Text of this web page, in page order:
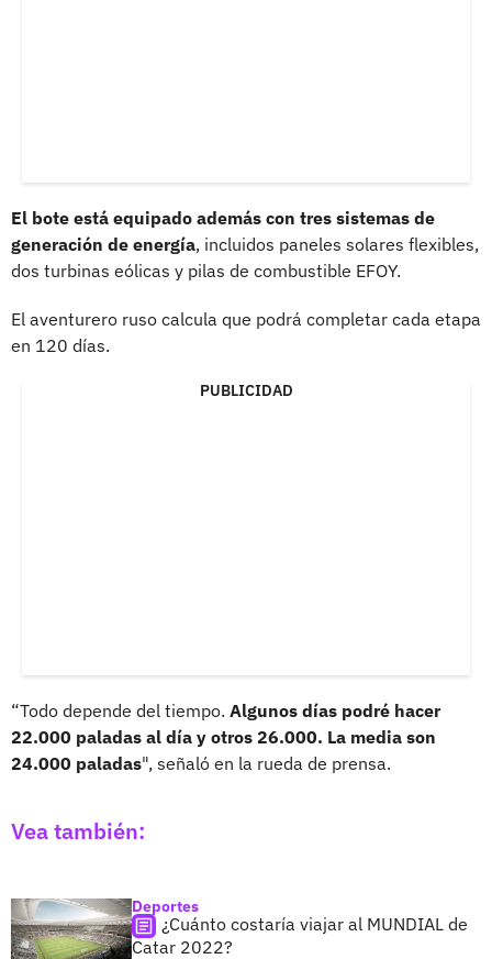
El bote está equipado además con tres sistemas de
generación de energía, incluidos paneles solares flexibles,
dos turbinas eólicas y pilas de combustible EFOY.
El aventurero ruso calcula que podrá completar cada etapa
en 120 días.
PUBLICIDAD
“Todo depende del tiempo. Algunos días podré hacer
22.000 paladas al día y otros 26.000. La media son
24.000 paladas", señaló en la rueda de prensa.
Vea también:
Deportes
¿Cuánto costaría viajar al MUNDIAL de
Catar 2022?